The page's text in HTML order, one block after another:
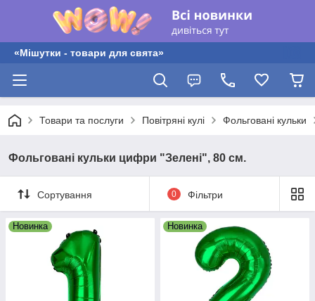
«Мішутки - товари для свята»
Товари та послуги Повітряні кулі Фольговані кульки
Фольговані кульки цифри "Зелені", 80 см.
Сортування 0 Фільтри
Новинка Новинка